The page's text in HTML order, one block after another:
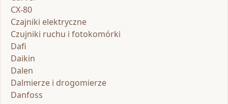
CX-80
Czajniki elektryczne
Czujniki ruchu i fotokomórki
Dafi
Daikin
Dalen
Dalmierze i drogomierze
Danfoss